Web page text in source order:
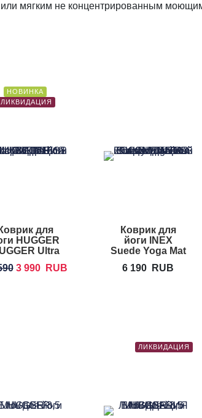
мягким не концентрированным
НОВИНКА
ЛИКВИДАЦИЯ
Коврик для
HUGGER
Ultra
3 990 RUB
Коврик для
йоги INEX
Suede Yoga Mat
искусственная
6 190 RUB
ЛИКВИДАЦИЯ